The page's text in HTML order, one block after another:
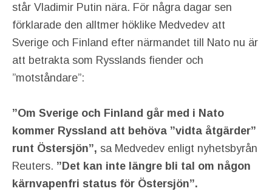
står Vladimir Putin nära. För några dagar sen
förklarade den alltmer höklike Medvedev att
Sverige och Finland efter närmandet till Nato nu är
att betrakta som Rysslands fiender och
”motståndare”:
”Om Sverige och Finland går med i Nato
kommer Ryssland att behöva ”vidta åtgärder”
runt Östersjön”, sa Medvedev enligt nyhetsbyrån
Reuters. ”Det kan inte längre bli tal om någon
kärnvapenfri status för Östersjön”.